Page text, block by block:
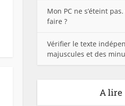
Mon PC ne s’éteint
faire ?
Vérifier le texte
majuscules et des
A lire